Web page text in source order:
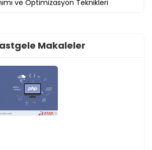
ve Optimizasyon Teknikleri
Makaleler